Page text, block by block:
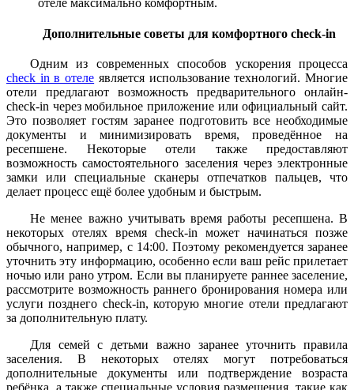
Дополнительные советы для комфортного check-in
Одним из современных способов ускорения процесса
check in в отеле является использование технологий. Многие
отели предлагают возможность предварительного онлайн-
check-in через мобильное приложение или официальный сайт.
Это позволяет гостям заранее подготовить все необходимые
документы и минимизировать время, проведённое на
ресепшене. Некоторые отели также предоставляют
возможность самостоятельного заселения через электронные
замки или специальные сканеры отпечатков пальцев, что
делает процесс ещё более удобным и быстрым.
Не менее важно учитывать время работы ресепшена. В
некоторых отелях время check-in может начинаться позже
обычного, например, с 14:00. Поэтому рекомендуется заранее
уточнить эту информацию, особенно если ваш рейс прилетает
ночью или рано утром. Если вы планируете раннее заселение,
рассмотрите возможность раннего бронирования номера или
услуги позднего check-in, которую многие отели предлагают
за дополнительную плату.
Для семей с детьми важно заранее уточнить правила
заселения. В некоторых отелях могут потребоваться
дополнительные документы или подтверждение возраста